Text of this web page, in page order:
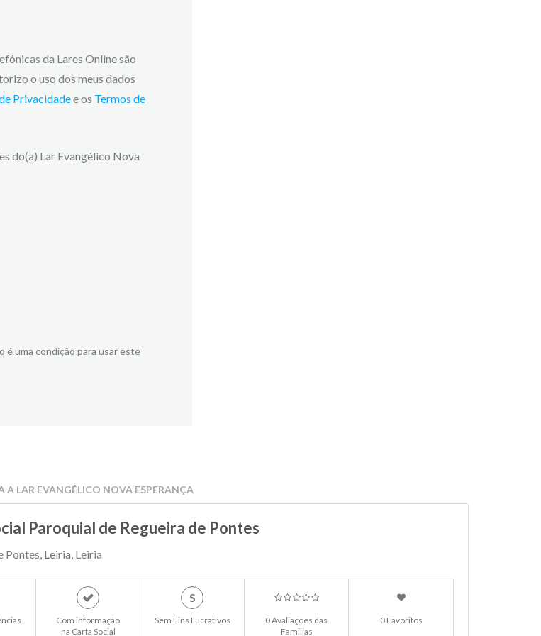
da Lares Online são
o uso dos meus dados
Privacidadee os Termos de
do(a) Lar Evangélico Nova
é uma condição para usar este
A LAR EVANGÉLICO NOVA ESPERANÇA
Paroquial de Regueira de Pontes
Pontes, Leiria, Leiria
Com informação
na Carta Social
S
Sem Fins Lucrativos
0 Avaliações das
Familias
0 Favoritos